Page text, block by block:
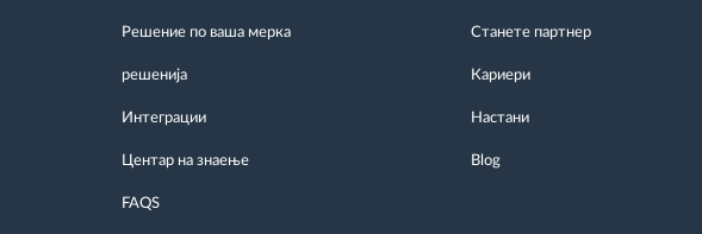
Решение по ваша мерка
решенија
Интеграции
Центар на знаење
FAQS
Станете партнер
Кариери
Настани
Blog